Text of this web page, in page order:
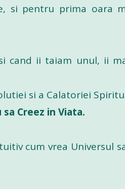
si pentru prima oara
cand ii taiam unul, ii
si a Calatoriei
Creez in Viata.
cum vrea Universul